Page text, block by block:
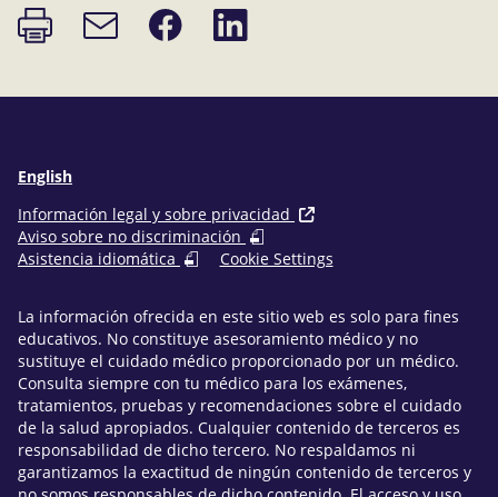
Imprimir
página
Enlace
de
Compartir
en
Compartir
en
English
Información legal y sobre privacidad
Aviso sobre no discriminación
Asistencia idiomática
Cookie Settings
La información ofrecida en este sitio web es solo para fines
educativos. No constituye asesoramiento médico y no
sustituye el cuidado médico proporcionado por un médico.
Consulta siempre con tu médico para los exámenes,
tratamientos, pruebas y recomendaciones sobre el cuidado
de la salud apropiados. Cualquier contenido de terceros es
responsabilidad de dicho tercero. No respaldamos ni
garantizamos la exactitud de ningún contenido de terceros y